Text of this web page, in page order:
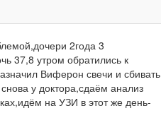
2года 3
37,8 утром обратились к
Виферон свечи и сбивать
у доктора,сдаём анализ
на УЗИ в этот же день-